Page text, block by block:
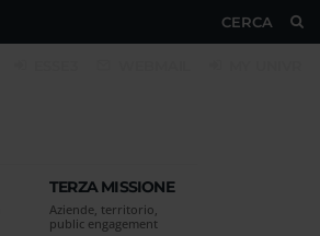
CERCA
TERZA MISSIONE
Aziende, territorio,
public engagement